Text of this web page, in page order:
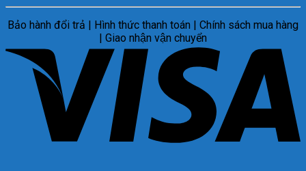
Bảo hành đổi trả | Hình thức thanh toán | Chính sách mua hàng
| Giao nhận vận chuyển